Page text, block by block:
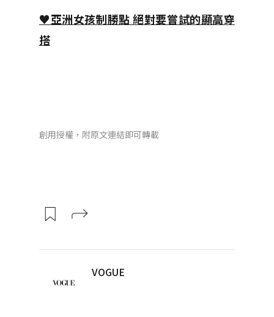
♥亞洲女孩制勝點 絕對要嘗試的顯高穿
搭
創用授權，附原文連結即可轉載
VOGUE